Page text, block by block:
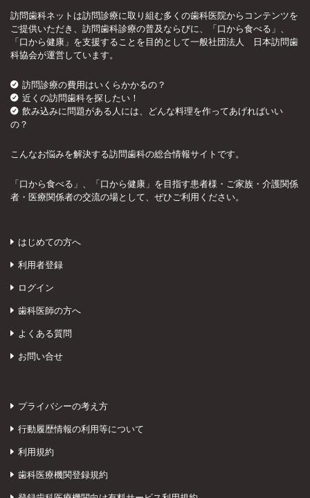
訪問歯科ネットは訪問診療に取り組む多くの歯科医院からコンテンツを
ご提供いただき、訪問歯科診療の普及ならびに、「口から食べる」、
「口から健康」を支援することを目的として一般社団法人 日本訪問歯
科協会が運営しています。
訪問診療の費用はいくらかかるの？
近くの訪問歯科を探したい！
飲み込みに問題がある人には、どんな料理を作ってあげればいい
の？
こんなお悩みを解決する訪問歯科の総合情報サイトです。
「口から食べる」、「口から健康」を目指す患者様・ご家族・介護関係
者・医療関係者の交流の場として、ぜひご利用ください。
はじめての方へ
利用者登録
ログイン
歯科医師の方へ
よくある質問
お問い合せ
プライバシーの考え方
行動履歴情報の利用等について
利用規約
歯科医療機関登録規約